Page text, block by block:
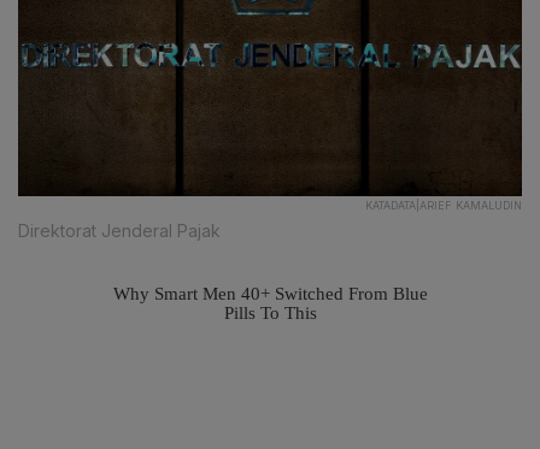
KATADATA|ARIEF KAMALUDIN
Direktorat Jenderal Pajak